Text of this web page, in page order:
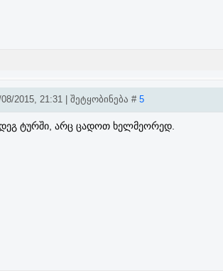
2015, 21:31 | შეტყობინება # 5
ტურში, არც ცადოთ ხელმეორედ.